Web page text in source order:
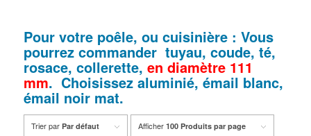
Pour votre poêle, ou cuisinière : Vous
pourrez commander tuyau, coude, té,
rosace, collerette, en diamètre 111
mm. Choisissez aluminié, émail blanc,
émail noir mat.
Trier par Par défaut Afficher 100 Produits par page